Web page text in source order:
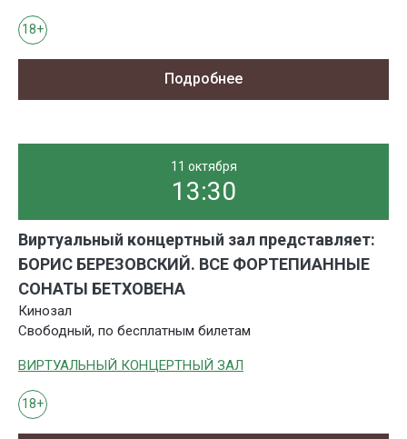
18+
Подробнее
11 октября
13:30
Виртуальный концертный зал представляет:
БОРИС БЕРЕЗОВСКИЙ. ВСЕ ФОРТЕПИАННЫЕ
СОНАТЫ БЕТХОВЕНА
Кинозал
Свободный, по бесплатным билетам
ВИРТУАЛЬНЫЙ КОНЦЕРТНЫЙ ЗАЛ
18+